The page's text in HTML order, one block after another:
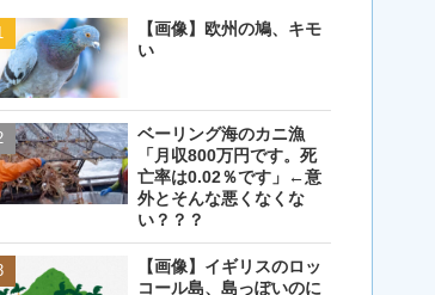
【画像】欧州の鳩、キモ
い
ベーリング海のカニ漁
「月収800万円です。死
亡率は0.02％です」←意
外とそんな悪くなくな
い？？？
【画像】イギリスのロッ
コール島、島っぽいのに
【画像】欧州の鳩、キモ
【閲覧注意・画像】毛を
剃ったコアラが怖すぎる
とワイ(35歳無職)の中で
話題に
【画像】イギリスのロッ
コール島、島っぽいのに
岩扱い